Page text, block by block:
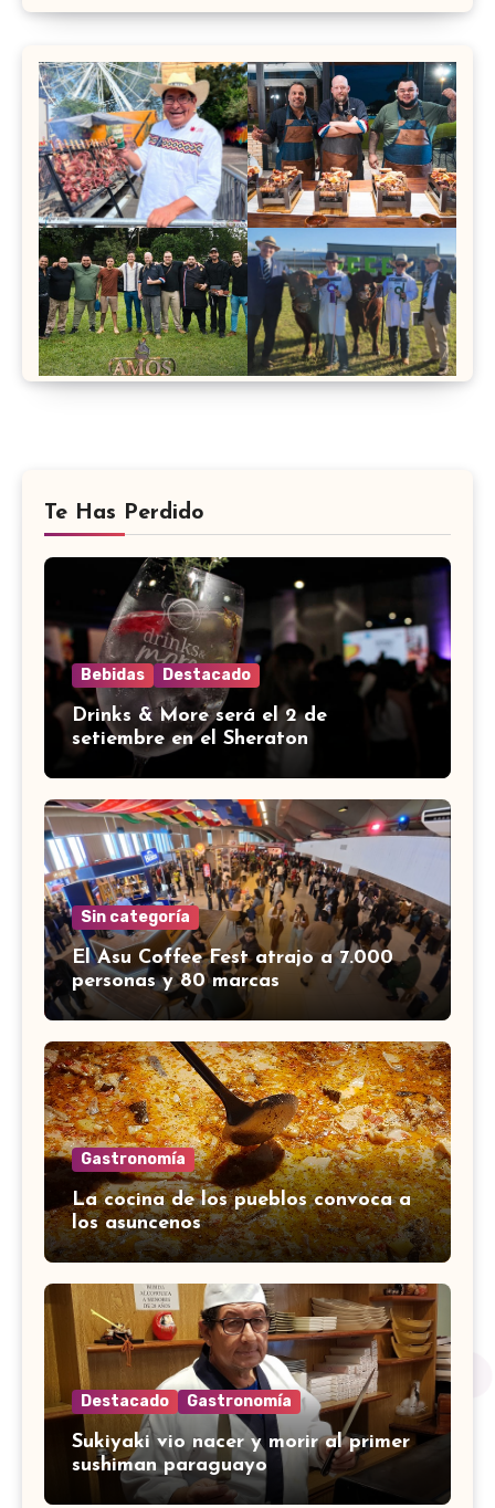
Te Has Perdido
Bebidas Destacado
Drinks & More será el 2 de
setiembre en el Sheraton
Sin categoría
El Asu Coffee Fest atrajo a 7.000
personas y 80 marcas
Gastronomía
La cocina de los pueblos convoca a
los asuncenos
Destacado Gastronomía
Sukiyaki vio nacer y morir al primer
sushiman paraguayo